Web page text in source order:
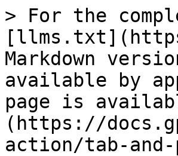
> For the
Markdown
available by
page is
(https://
action/tab-and-